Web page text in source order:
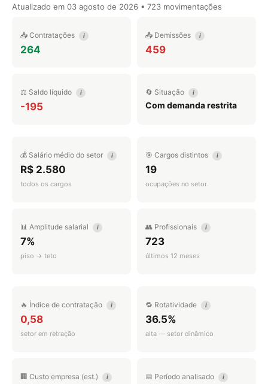
Atualizado em 03 agosto de 2026 • 723 movimentações
📥 Contratações i
264
📤 Demissões i
459
⚖️ Saldo líquido i
-195
🔄 Situação i
Com demanda restrita
💰 Salário médio do setor i
R$ 2.580
todos os cargos
🎯 Cargos distintos i
19
ocupações no setor
📊 Amplitude salarial i
7%
piso → teto
👥 Profissionais i
723
últimos 12 meses
🔥 Índice de contratação i
0,58
setor em retração
🔁 Rotatividade i
36.5%
alta — setor dinâmico
🏢 Custo empresa (est.) i 📅 Período analisado i